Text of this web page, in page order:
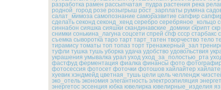
разработка рамен рассыпчатая_пудра растения река
родной_город розе розыгрыш рост_зарплаты румяна
салат_мимоза самопознание саморазвитие сапфир
сделать секонд секонд_хенд серебро серебряное_кольцо
синнабон сияшка сияшки скандинавские_домики скрипт
снимки сонькина_лагуна соцсети спрей спф ссср старбакс
съемка сыворотка таро тарт тарт_татен творчество тело
тирамису томаты топ топаз торт тренажерный_зал
туфли тушка тушь уборка удача удобство удовольствия
украшения умывалка урал уход уход_за_полостью_рта
фастфуд ферментация фиалка финансы фото
фотосессия фотосет фоточки фотошов хайлайтер
хуевик хэндмейд цветная_тушь цели цель челлендж
эко_отель экономия элегантность электроэпиляция
энергетос эссенция юбка ювелирка ювелирные_изделия